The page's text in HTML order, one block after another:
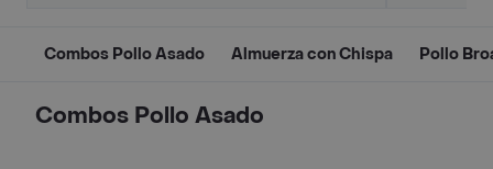
Combos Pollo Asado Almuerza con Chispa Pollo
Combos Pollo Asado